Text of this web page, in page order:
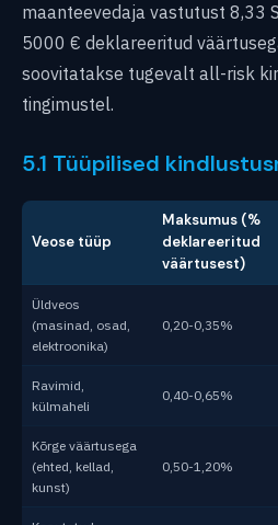
maanteevedaja vastutust 8,33
5000 € deklareeritud
soovitatakse tugevalt all-risk
tingimustel.
5.1 Tüüpilised
Veose tüüp
Maksumus (%
deklareeritud
väärtusest)
Üldveos
(masinad, osad,
elektroonika)
0,20-0,35%
Ravimid,
külmaheli
0,40-0,65%
Kõrge väärtusega
(ehted, kellad,
kunst)
0,50-1,20%